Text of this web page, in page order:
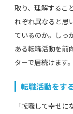
取り、理解するこ
れぞれ異なると思
ているのか。しっ
ある転職活動を前
ターで居続けます。
転職活動をす
「転職して幸せ